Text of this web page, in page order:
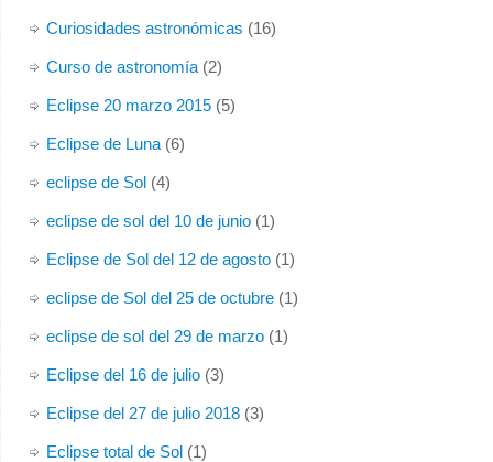
Curiosidades astronómicas (16)
Curso de astronomía(2)
Eclipse 20 marzo 2015(5)
Eclipse de Luna(6)
eclipse de Sol(4)
eclipse de sol del 10 de junio(1)
Eclipse de Sol del 12 de agosto(1)
eclipse de Sol del 25 de octubre(1)
eclipse de sol del 29 de marzo(1)
Eclipse del 16 de julio(3)
Eclipse del 27 de julio 2018(3)
Eclipse total de Sol(1)